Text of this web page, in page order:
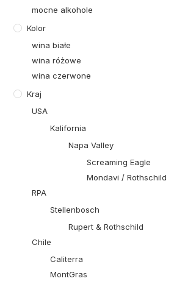
mocne alkohole
Kolor
wina białe
wina różowe
wina czerwone
Kraj
USA
Kalifornia
Napa Valley
Screaming Eagle
Mondavi / Rothschild
RPA
Stellenbosch
Rupert & Rothschild
Chile
Caliterra
MontGras